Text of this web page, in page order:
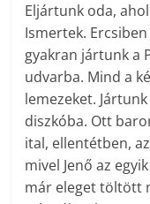
Eljártunk oda,
Ismertek.
gyakran jártunk a
udvarba. Mind a
lemezeket.
diszkóba. Ott
ital, ellentétben,
mivel Jenő az
már eleget töltött